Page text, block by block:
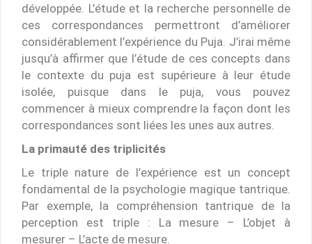
développée. L’étude et la recherche personnelle de
ces correspondances permettront d’améliorer
considérablement l’expérience du Puja. J’irai même
jusqu’à affirmer que l’étude de ces concepts dans
le contexte du puja est supérieure à leur étude
isolée, puisque dans le puja, vous pouvez
commencer à mieux comprendre la façon dont les
correspondances sont liées les unes aux autres.
La primauté des triplicités
Le triple nature de l’expérience est un concept
fondamental de la psychologie magique tantrique.
Par exemple, la compréhension tantrique de la
perception est triple : La mesure – L’objet à
mesurer – L’acte de mesure.